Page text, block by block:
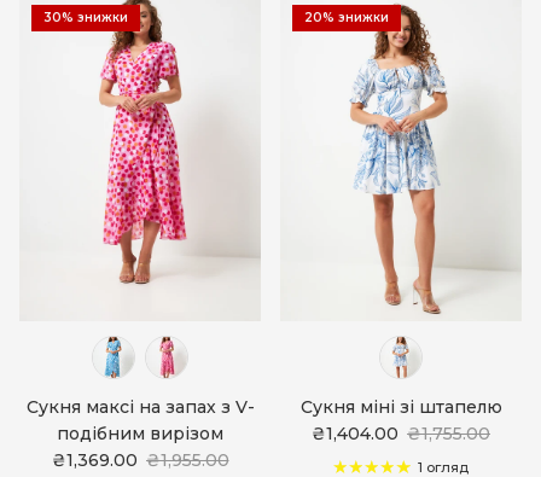
30% знижки
Сукня максі на запах з V-
подібним вирізом
₴1,369.00 ₴1,955.00
20% знижки
Сукня міні зі штапелю
₴1,404.00 ₴1,755.00
1 огляд